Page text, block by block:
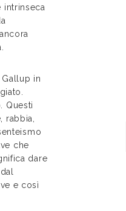
intrinseca
in
Questi
che
dare
e così